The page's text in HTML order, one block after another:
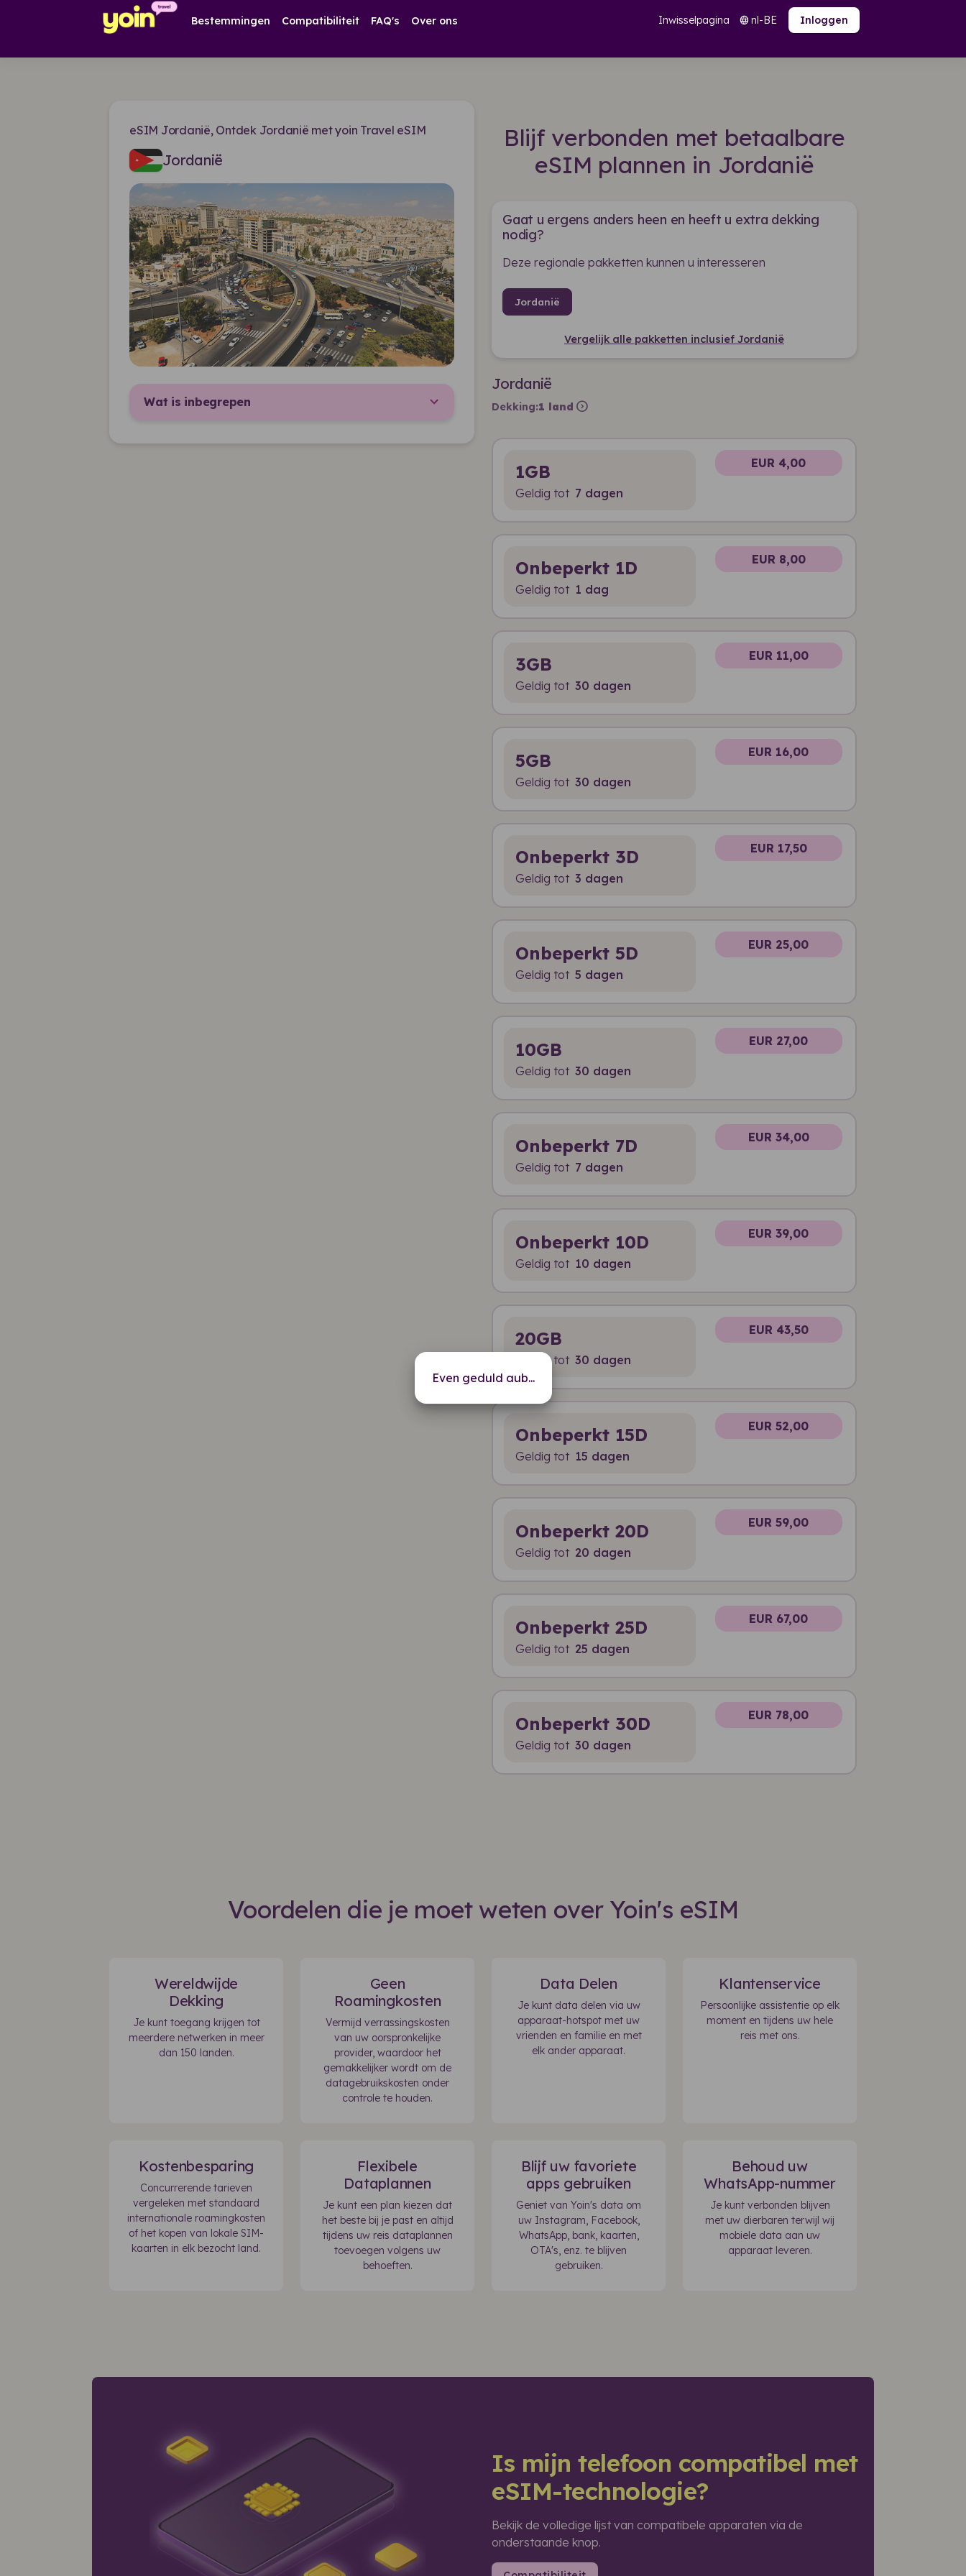
Even geduld aub...
Bestemmingen Compatibiliteit FAQ's Over ons Inwisselpagina language nl-BE Inloggen
eSIM Jordanië, Ontdek Jordanië met yoin Travel eSIM
Jordanië
Wat is inbegrepen
Blijf verbonden met betaalbare
eSIM plannen in Jordanië
Gaat u ergens anders heen en heeft u extra dekking
nodig?
Deze regionale pakketten kunnen u interesseren
Jordanië
Vergelijk alle pakketten inclusief Jordanië
Jordanië
Dekking:1 land expand_circle_right
1GB
Geldig tot 7 dagen
EUR 4,00
Onbeperkt 1D
Geldig tot 1 dag
EUR 8,00
3GB
Geldig tot 30 dagen
EUR 11,00
5GB
Geldig tot 30 dagen
EUR 16,00
Onbeperkt 3D
Geldig tot 3 dagen
EUR 17,50
Onbeperkt 5D
Geldig tot 5 dagen
EUR 25,00
10GB
Geldig tot 30 dagen
EUR 27,00
Onbeperkt 7D
Geldig tot 7 dagen
EUR 34,00
Onbeperkt 10D
Geldig tot 10 dagen
EUR 39,00
20GB
Geldig tot 30 dagen
EUR 43,50
Onbeperkt 15D
Geldig tot 15 dagen
EUR 52,00
Onbeperkt 20D
Geldig tot 20 dagen
EUR 59,00
Onbeperkt 25D
Geldig tot 25 dagen
EUR 67,00
Onbeperkt 30D
Geldig tot 30 dagen
EUR 78,00
Voordelen die je moet weten over Yoin's eSIM
Wereldwijde
Dekking
Je kunt toegang krijgen tot
meerdere netwerken in meer
dan 150 landen.
Geen
Roamingkosten
Vermijd verrassingskosten
van uw oorspronkelijke
provider, waardoor het
gemakkelijker wordt om de
datagebruikskosten onder
controle te houden.
Data Delen
Je kunt data delen via uw
apparaat-hotspot met uw
vrienden en familie en met
elk ander apparaat.
Klantenservice
Persoonlijke assistentie op elk
moment en tijdens uw hele
reis met ons.
Kostenbesparing
Concurrerende tarieven
vergeleken met standaard
internationale roamingkosten
of het kopen van lokale SIM-
kaarten in elk bezocht land.
Flexibele
Dataplannen
Je kunt een plan kiezen dat
het beste bij je past en altijd
tijdens uw reis dataplannen
toevoegen volgens uw
behoeften.
Blijf uw favoriete
apps gebruiken
Geniet van Yoin's data om
uw Instagram, Facebook,
WhatsApp, bank, kaarten,
OTA's, enz. te blijven
gebruiken.
Behoud uw
WhatsApp-nummer
Je kunt verbonden blijven
met uw dierbaren terwijl wij
mobiele data aan uw
apparaat leveren.
Is mijn telefoon compatibel met
eSIM-technologie?
Bekijk de volledige lijst van compatibele apparaten via de
onderstaande knop.